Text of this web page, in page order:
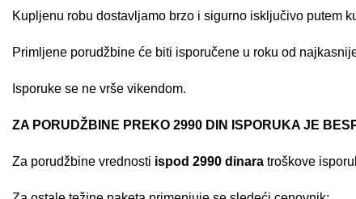
Kupljenu robu dostavljamo brzo i sigurno isključivo putem
Primljene porudžbine će biti isporučene u roku od
Isporuke se ne vrše vikendom.
ZA PORUDŽBINE PREKO 2990 DIN ISPORUKA JE
Za porudžbine vrednosti ispod 2990 dinara troškove